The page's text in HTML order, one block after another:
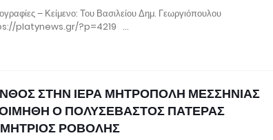
– Κείμενο: Του Βασιλείου Δημ. Γεωργιόπουλου
platynews.gr/?p=4219 …
ΣΤΗΝ ΙΕΡΑ ΜΗΤΡΟΠΟΛΗ ΜΕΣΣΗΝΙΑΣ
Ο ΠΟΛΥΣΕΒΑΣΤΟΣ ΠΑΤΕΡΑΣ
ΡΟΒΟΛΗΣ